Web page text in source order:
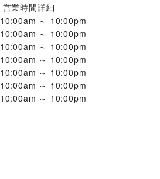
営業時間詳細
10:00am ～ 10:00pm
10:00am ～ 10:00pm
10:00am ～ 10:00pm
10:00am ～ 10:00pm
10:00am ～ 10:00pm
10:00am ～ 10:00pm
10:00am ～ 10:00pm